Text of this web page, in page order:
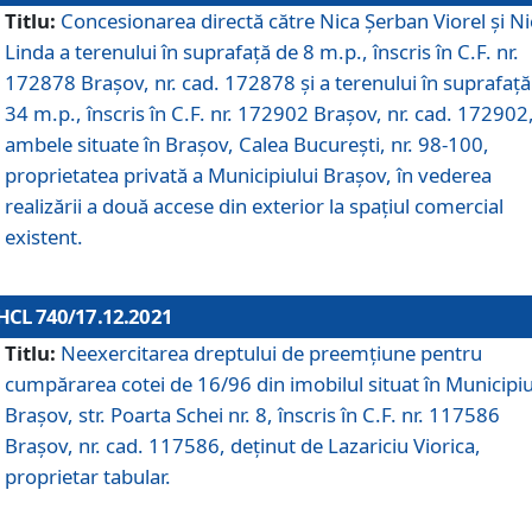
Titlu: Concesionarea directă către Nica Șerban Viorel și
Linda a terenului în suprafață de 8 m.p., înscris în C.F. nr.
172878 Brașov, nr. cad. 172878 și a terenului în
34 m.p., înscris în C.F. nr. 172902 Brașov, nr. cad.
ambele situate în Brașov, Calea București, nr. 98-100,
proprietatea privată a Municipiului Brașov, în vederea
realizării a două accese din exterior la spațiul comercial
existent.
740/17.12.2021
Titlu: Neexercitarea dreptului de preemţiune pentru
cumpărarea cotei de 16/96 din imobilul situat în
Braşov, str. Poarta Schei nr. 8, înscris în C.F. nr. 117586
Brașov, nr. cad. 117586, deținut de Lazariciu Viorica,
proprietar tabular.